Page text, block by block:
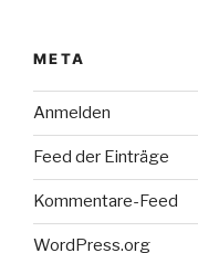
META
Anmelden
Feed der Einträge
Kommentare-Feed
WordPress.org